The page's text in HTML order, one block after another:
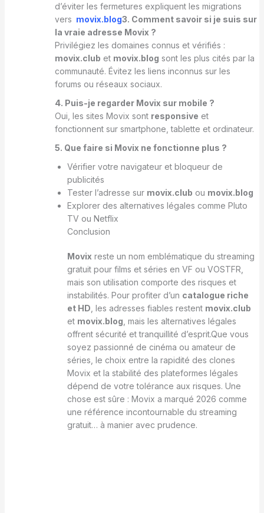
d’éviter les fermetures expliquent les migrations
vers movix.blog3. Comment savoir si je suis sur
la vraie adresse Movix ?
Privilégiez les domaines connus et vérifiés :
movix.club et movix.blog sont les plus cités par la
communauté. Évitez les liens inconnus sur les
forums ou réseaux sociaux.
4. Puis-je regarder Movix sur mobile ?
Oui, les sites Movix sont responsive et
fonctionnent sur smartphone, tablette et ordinateur.
5. Que faire si Movix ne fonctionne plus ?
Vérifier votre navigateur et bloqueur de
publicités
Tester l’adresse sur movix.club ou movix.blog
Explorer des alternatives légales comme Pluto
TV ou Netflix
Conclusion
Movix reste un nom emblématique du streaming
gratuit pour films et séries en VF ou VOSTFR,
mais son utilisation comporte des risques et
instabilités. Pour profiter d’un catalogue riche
et HD , les adresses fiables restent movix.club
et movix.blog , mais les alternatives légales
offrent sécurité et tranquillité d’esprit.Que vous
soyez passionné de cinéma ou amateur de
séries, le choix entre la rapidité des clones
Movix et la stabilité des plateformes légales
dépend de votre tolérance aux risques. Une
chose est sûre : Movix a marqué 2026 comme
une référence incontournable du streaming
gratuit… à manier avec prudence.